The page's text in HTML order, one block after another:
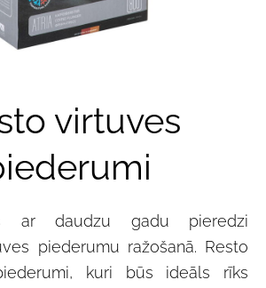
virtuves
ar daudzu gadu pieredzi
piederumu ražošanā. Resto
kuri būs ideāls rīks